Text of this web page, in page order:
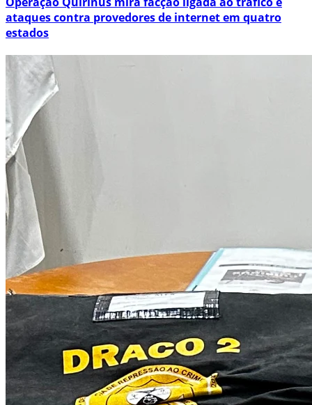
ataques contra provedores de internet em quatro
estados